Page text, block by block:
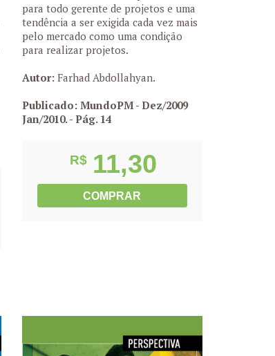
para todo gerente de projetos e uma
tendência a ser exigida cada vez mais
pelo mercado como uma condição
para realizar projetos.
Autor: Farhad Abdollahyan.
Publicado: MundoPM - Dez/2009
Jan/2010.- Pág. 14
R$ 11,30
COMPRAR